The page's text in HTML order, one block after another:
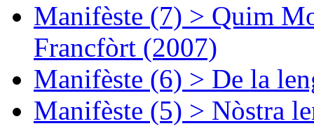
Manifèste (7) > Quim
Francfòrt (2007)
Manifèste (6) > De la
Manifèste (5) > Nòstra